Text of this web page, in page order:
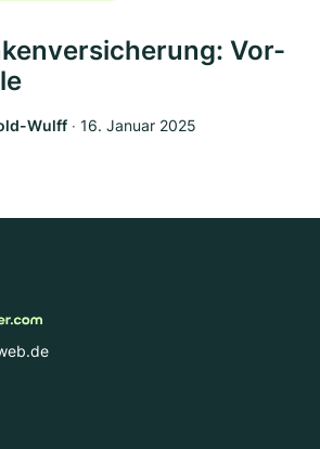
Vor-
Wulff ‧ 16. Januar 2025